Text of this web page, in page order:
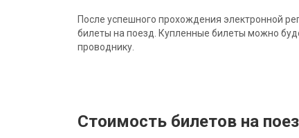
После успешного прохождения электронной
билеты на поезд. Купленные билеты можно
проводнику.
Стоимость билетов на